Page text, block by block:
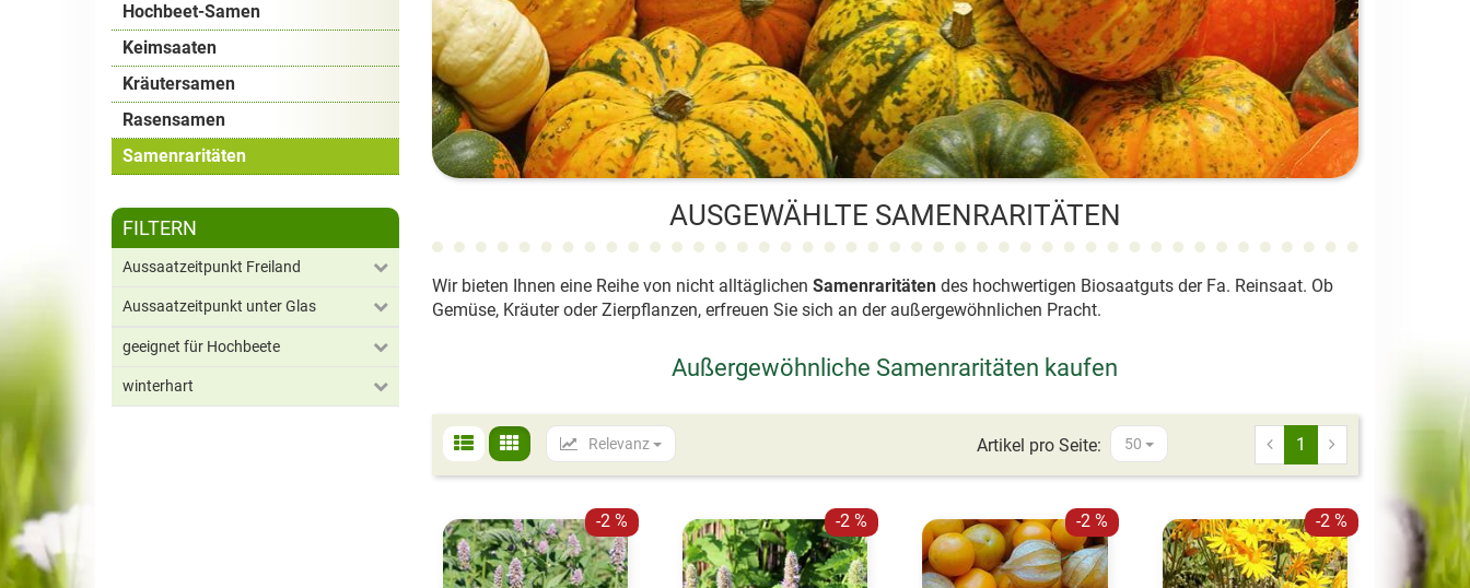
Hochbeet-Samen
Keimsaaten
Kräutersamen
Rasensamen
Samenraritäten
FILTERN
Aussaatzeitpunkt Freiland
Aussaatzeitpunkt unter Glas
geeignet für Hochbeete
winterhart
AUSGEWÄHLTE SAMENRARITÄTEN
Wir bieten Ihnen eine Reihe von nicht alltäglichen Samenraritätendes hochwertigen Biosaatguts der Fa. Reinsaat. Ob
Gemüse, Kräuter oder Zierpflanzen, erfreuen Sie sich an der außergewöhnlichen Pracht.
Außergewöhnliche Samenraritäten kaufen
Relevanz 1
Artikel pro Seite: 50
-2 % -2 % -2 % -2 %